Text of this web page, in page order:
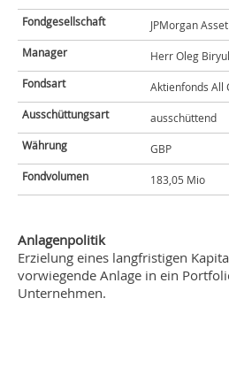
Fondgesellschaft
JPMorgan
Manager
Herr Oleg
Fondsart
Aktienfonds All
Ausschüttungsart
ausschüttend
Währung
GBP
Fondvolumen
183,05 Mio
Anlagenpolitik
Erzielung eines langfristigen
vorwiegende Anlage in ein
Unternehmen.